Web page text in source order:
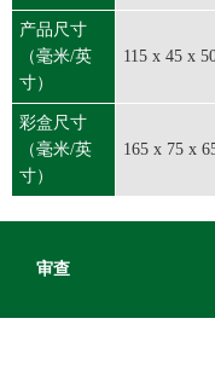
产品尺寸
（毫米/英
寸）
115 x 45 x
彩盒尺寸
（毫米/英
寸）
165 x 75 x
审查